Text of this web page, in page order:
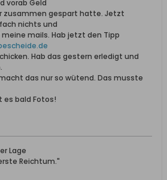
vorab Geld
zusammen gespart hatte. Jetzt
nichts und
mails. Hab jetzt den Tipp
Hab das gestern erledigt und
das nur so wütend. Das musste
es bald Fotos!
Lage
Reichtum."